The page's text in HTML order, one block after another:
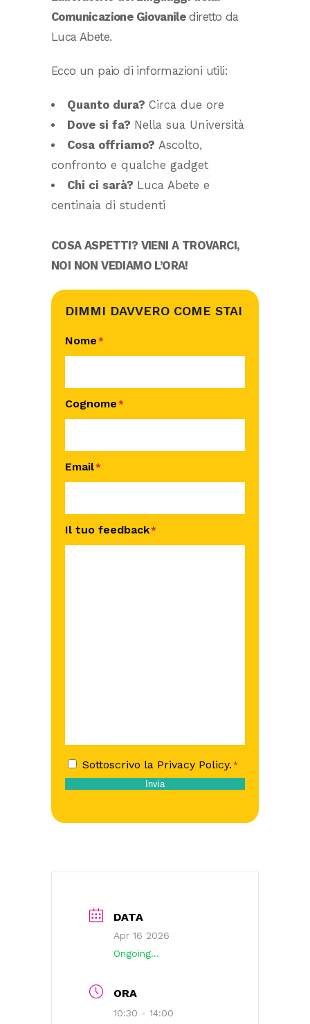
Comunicazione Giovanile diretto da
Luca Abete.
Ecco un paio di informazioni utili:
Quanto dura? Circa due ore
Dove si fa? Nella sua Università
Cosa offriamo? Ascolto,
confronto e qualche gadget
Chi ci sarà? Luca Abete e
centinaia di studenti
COSA ASPETTI? VIENI A TROVARCI,
NOI NON VEDIAMO L’ORA!
DIMMI DAVVERO COME STAI
Nome *
Cognome *
Email*
Il tuo feedback*
Consenso *
Sottoscrivo la Privacy Policy. *
Invia
DATA
Apr 16 2026
Ongoing...
ORA
10:30 - 14:00